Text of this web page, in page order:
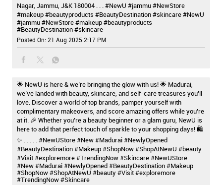
Nagar, Jammu, J&K 180004 . . . #NewU #jammu #NewStore
#makeup #beautyproducts #BeautyDestination #skincare#NewU
#jammu#NewStore#makeup#beautyproducts
#BeautyDestination#skincare
Posted On: 21 Aug 2025 2:17 PM
🌟 NewU is here & we’re bringing the glow with us! 🌟 Madurai,
we’ve landed with beauty, skincare, and self-care treasures you’ll
love. Discover a world of top brands, pamper yourself with
complimentary makeovers, and score amazing offers while you’re
at it. 🎉 Whether you’re a beauty beginner or a glam guru, NewU is
here to add that perfect touch of sparkle to your shopping days! 🛍️
✨ . . . . . #NewUStore #New #Madurai #NewlyOpened
#BeautyDestination #Makeup #ShopNow #ShopAtNewU #beauty
#Visit #exploremore #TrendingNow #Skincare#NewUStore
#New#Madurai#NewlyOpened#BeautyDestination#Makeup
#ShopNow#ShopAtNewU#beauty#Visit#exploremore
#TrendingNow#Skincare